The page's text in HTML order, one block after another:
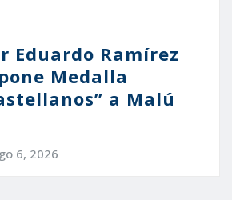
Eduardo Ramírez
Medalla
a Malú
6, 2026